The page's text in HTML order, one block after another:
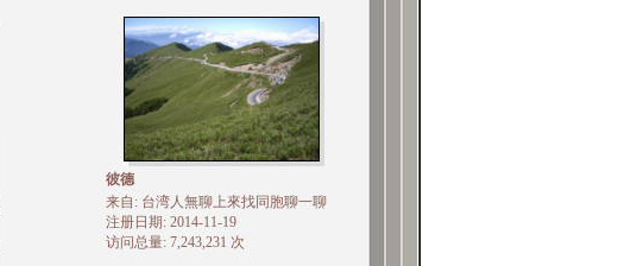
彼德
来自: 台湾人無聊上來找同胞聊一聊
注册日期: 2014-11-19
访问总量: 7,243,231 次